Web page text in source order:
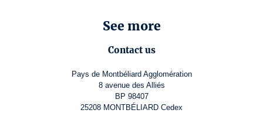
See more
Contact us
Pays de Montbéliard Agglomération
8 avenue des Alliés
BP 98407
25208 MONTBÉLIARD Cedex